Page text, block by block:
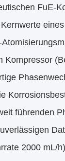
FuE-
Kompressor
führenden
2000 mL/